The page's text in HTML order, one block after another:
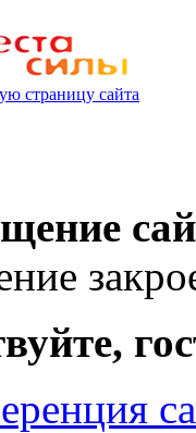
страницу сайта